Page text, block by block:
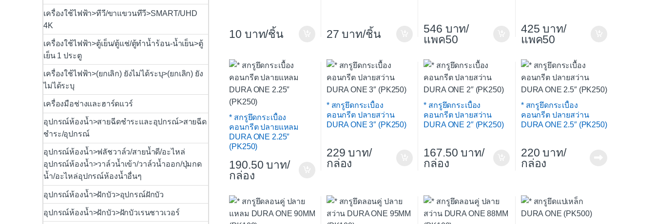
10 /ชิ้น 27 /ชิ้น 546
/
แพค50
425
/
แพค50
* สกรูยึดกระเบื้อง
คอนกรีต ปลายแหลม
DURA ONE 2.25″
(PK250)
190.50
/
กล่อง
* สกรูยึดกระเบื้อง
คอนกรีต ปลายสว่าน
DURA ONE 3″ (PK250)
229
/
กล่อง
* สกรูยึดกระเบื้อง
คอนกรีต ปลายสว่าน
DURA ONE 2″ (PK250)
167.50
/
กล่อง
* สกรูยึดกระเบื้อง
คอนกรีต ปลายสว่าน
DURA ONE 2.5″ (PK250)
220
/
กล่อง
เครื่องใช้ไฟฟ้า>ทีวี/ขาแขวนทีวี>SMART/UHD
4K
เครื่องใช้ไฟฟ้า>ตู้เย็น/ตู้แช่/ตู้ทำน้ำร้อน-น้ำเย็น>ตู้
เย็น 1 ประตู
เครื่องใช้ไฟฟ้า>(ยกเลิก) ยังไม่ได้ระบุ>(ยกเลิก) ยัง
ไม่ได้ระบุ
เครื่องมือช่างและฮาร์ดแวร์
อุปกรณ์ห้องน้ำ>สายฉีดชำระและอุปกรณ์>สายฉีด
ชำระ/อุปกรณ์
อุปกรณ์ห้องน้ำ>ฟลัชวาล์ว/สายน้ำดี/อะไหล่
อุปกรณ์ห้องน้ำ>วาล์วน้ำเข้า/วาล์วน้ำออก/ปุ่มกด
น้ำ/อะไหล่อุปกรณ์ห้องน้ำอื่นๆ
อุปกรณ์ห้องน้ำ>ฝักบัว>อุปกรณ์ฝักบัว
อุปกรณ์ห้องน้ำ>ฝักบัว>ฝักบัวเรนชาวเวอร์